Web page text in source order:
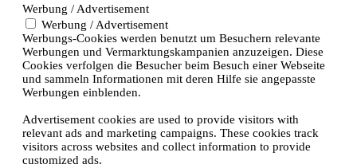
Werbung / Advertisement
Werbung / Advertisement
Werbungs-Cookies werden benutzt um Besuchern relevante
Werbungen und Vermarktungskampanien anzuzeigen. Diese
Cookies verfolgen die Besucher beim Besuch einer Webseite
und sammeln Informationen mit deren Hilfe sie angepasste
Werbungen einblenden.
Advertisement cookies are used to provide visitors with
relevant ads and marketing campaigns. These cookies track
visitors across websites and collect information to provide
customized ads.